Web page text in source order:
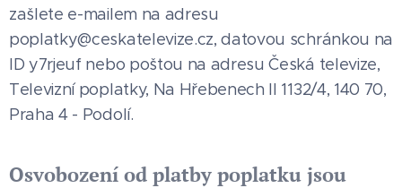
zašlete e-mailem na adresu
poplatky@ceskatelevize.cz, datovou schránkou na
ID y7rjeuf nebo poštou na adresu Česká televize,
Televizní poplatky, Na Hřebenech II 1132/4, 140 70,
Praha 4 - Podolí.
Osvobození od platby poplatku jsou